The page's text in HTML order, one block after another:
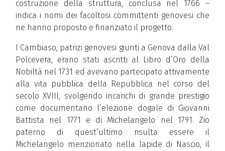
costruzione della struttura, conclusa nel 1766 –
indica i nomi dei facoltosi committenti genovesi che
ne hanno proposto e finanziato il progetto.
I Cambiaso, patrizi genovesi giunti a Genova dalla Val
Polcevera, erano stati ascritti al Libro d’Oro della
Nobiltà nel 1731 ed avevano partecipato attivamente
alla vita pubblica della Repubblica nel corso del
secolo XVIII, svolgendo incarichi di grande prestigio
come documentano l’elezione dogale di Giovanni
Battista nel 1771 e di Michelangelo nel 1791. Zio
paterno di quest’ultimo risulta essere il
Michelangelo menzionato nella lapide di Nascio, il